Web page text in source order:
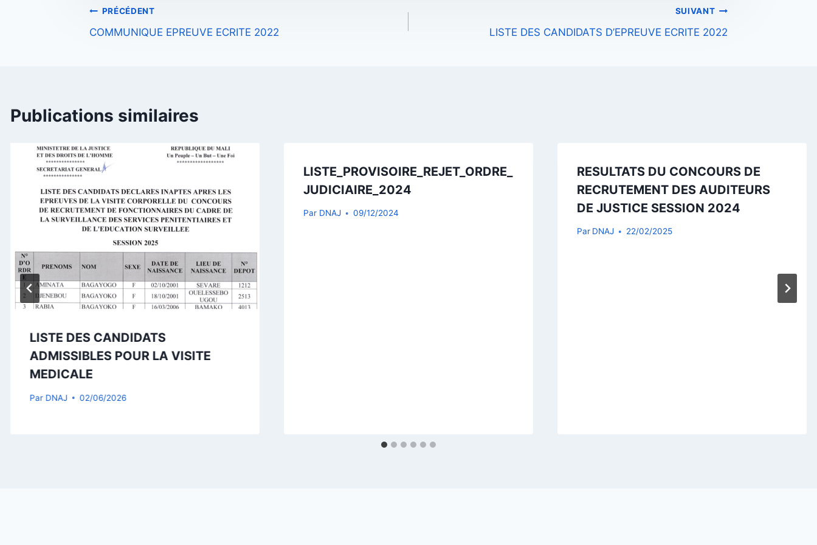
Navigation
de
PRÉCÉDENT
COMMUNIQUE EPREUVE ECRITE 2022
SUIVANT
LISTE DES CANDIDATS D’EPREUVE ECRITE 2022
Publications similaires
LISTE DES CANDIDATS
ADMISSIBLES POUR LA VISITE
MEDICALE
Par DNAJ 02/06/2026
LISTE_PROVISOIRE_REJET_ORDRE_
JUDICIAIRE_2024
Par DNAJ 09/12/2024
RESULTATS DU CONCOURS DE
RECRUTEMENT DES AUDITEURS
DE JUSTICE SESSION 2024
Par DNAJ 22/02/2025